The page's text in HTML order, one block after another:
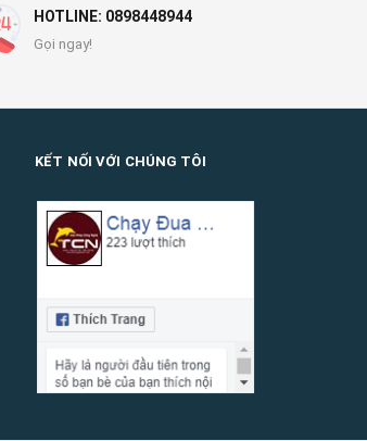
HOTLINE: 0898448944
Gọi ngay!
KẾT NỐI VỚI CHÚNG TÔI